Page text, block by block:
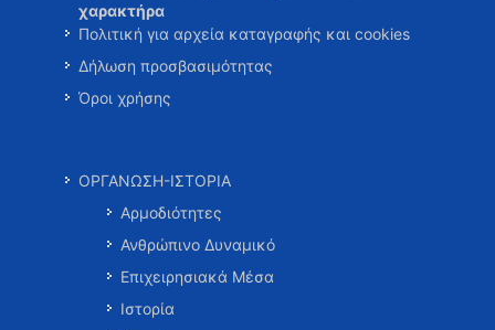
χαρακτήρα
Πολιτική για αρχεία καταγραφής και cookies
Δήλωση προσβασιμότητας
Όροι χρήσης
ΟΡΓΑΝΩΣΗ-ΙΣΤΟΡΙΑ
Αρμοδιότητες
Ανθρώπινο Δυναμικό
Επιχειρησιακά Μέσα
Ιστορία